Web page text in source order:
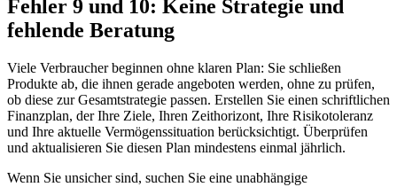
Fehler 9 und 10: Keine Strategie und
fehlende Beratung
Viele Verbraucher beginnen ohne klaren Plan: Sie schließen
Produkte ab, die ihnen gerade angeboten werden, ohne zu prüfen,
ob diese zur Gesamtstrategie passen. Erstellen Sie einen schriftlichen
Finanzplan, der Ihre Ziele, Ihren Zeithorizont, Ihre Risikotoleranz
und Ihre aktuelle Vermögenssituation berücksichtigt. Überprüfen
und aktualisieren Sie diesen Plan mindestens einmal jährlich.
Wenn Sie unsicher sind, suchen Sie eine unabhängige